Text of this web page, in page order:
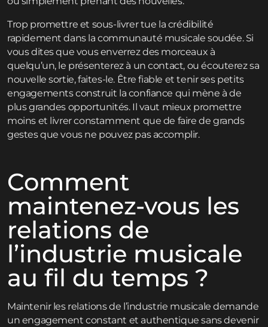
Trop promettre et sous-livrer tue la crédibilité
rapidement dans la communauté musicale soudée. Si
vous dites que vous enverrez des morceaux à
quelqu’un, le présenterez à un contact, ou écouterez sa
nouvelle sortie, faites-le. Être fiable et tenir ses petits
engagements construit la confiance qui mène à de
plus grandes opportunités. Il vaut mieux promettre
moins et livrer constamment que de faire de grands
gestes que vous ne pouvez pas accomplir.
Comment
maintenez-vous les
relations de
l’industrie musicale
au fil du temps ?
Maintenir les relations de l’industrie musicale demande
un engagement constant et authentique sans devenir